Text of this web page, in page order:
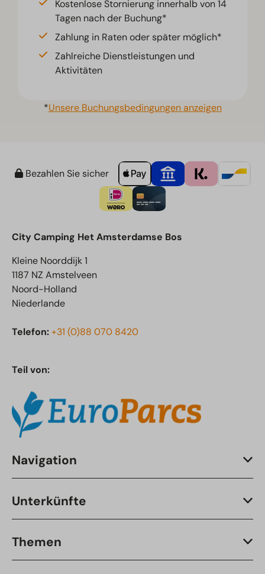
Kostenlose Stornierung innerhalb von 14
Tagen nach der Buchung*
Zahlung in Raten oder später möglich*
Zahlreiche Dienstleistungen und
Aktivitäten
*Unsere Buchungsbedingungen anzeigen
Bezahlen Sie sicher
City Camping Het Amsterdamse Bos
Kleine Noorddijk 1
1187 NZ Amstelveen
Noord-Holland
Niederlande
Telefon:+31 (0)88 070 8420
Teil von:
Navigation
Unterkünfte
Themen